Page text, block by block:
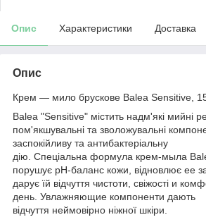
Опис Характеристики Доставка
Опис
Крем — мило брускове Balea Sensitive,
Balea "Sensitive" містить надм'які мийні
пом'якшувальні та зволожувальні
заспокійливу та антибактеріальну
дію. Спеціальна формула крем-мыла
порушує рН-баланс кожи, відновлює ее
дарує їй відчуття чистоти, свіжості и
день. Увлажняющие компоненти дають
відчуття неймовірно ніжної шкіри.